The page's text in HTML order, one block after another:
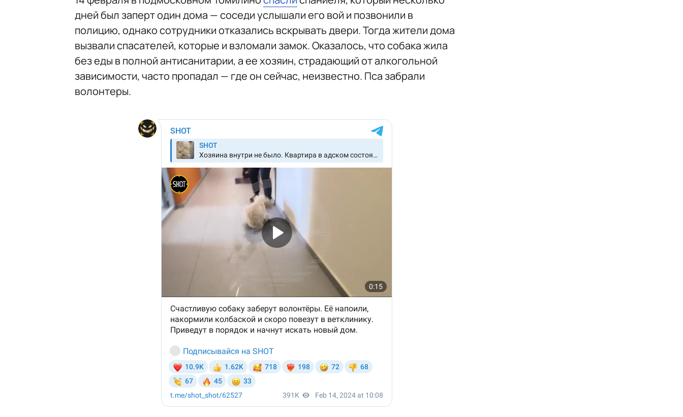
дней был заперт один дома — соседи услышали его вой и позвонили в
полицию, однако сотрудники отказались вскрывать двери. Тогда жители дома
вызвали спасателей, которые и взломали замок. Оказалось, что собака жила
без еды в полной антисанитарии, а ее хозяин, страдающий от алкогольной
зависимости, часто пропадал — где он сейчас, неизвестно. Пса забрали
волонтеры.